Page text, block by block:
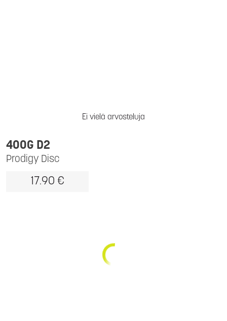
Ei vielä arvosteluja
Prodigy Disc
400G D2
17.90 €